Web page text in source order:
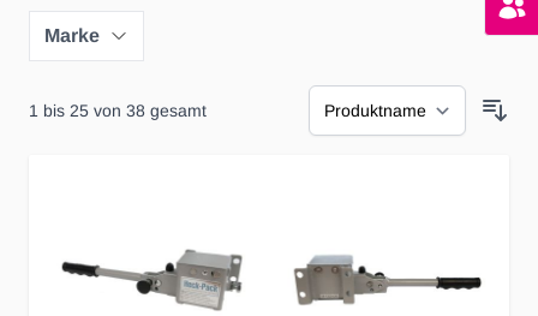
Marke
1 bis 25 von 38 gesamt